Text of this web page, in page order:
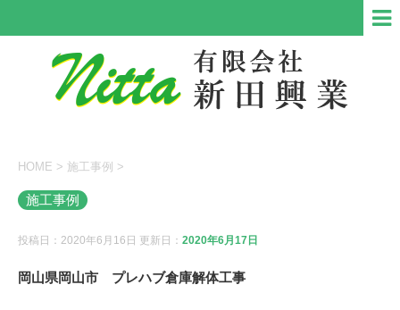
HOME > 施工事例 >
施工事例
投稿日：2020年6月16日 更新日： 2020年6月17日
岡山県岡山市 プレハブ倉庫解体工事